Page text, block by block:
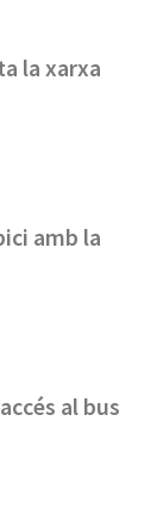
la xarxa
amb la
al bus